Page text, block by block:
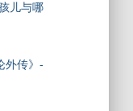
儿与哪
外传》-